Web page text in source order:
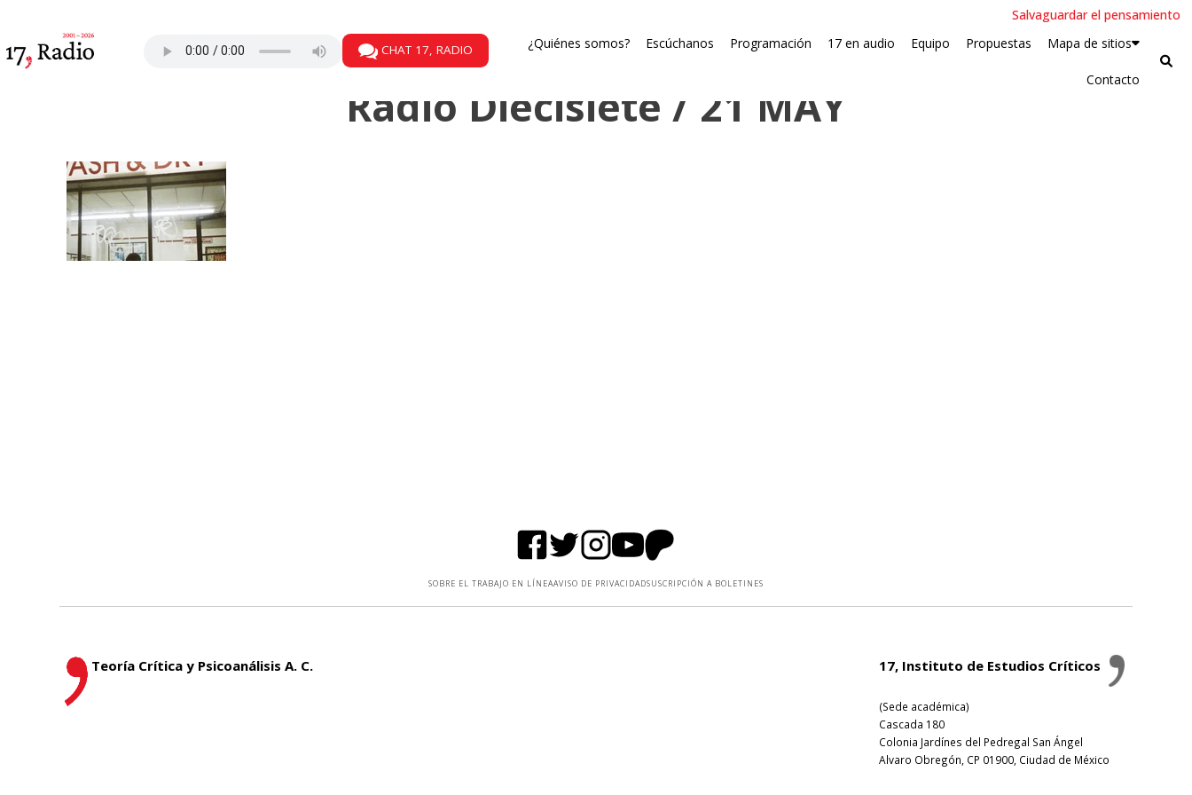
CHAT 17, RADIO
Salvaguardar el pensamiento
¿Quiénes somos?
Escúchanos Programación 17 en audio Equipo Propuestas Mapa de sitios
Contacto
Radio Diecisiete / 21 MAY
SOBRE EL TRABAJO EN LÍNEAAVISO DE PRIVACIDADSUSCRIPCIÓN A BOLETINES
Teoría Crítica y Psicoanálisis A. C. 17, Instituto de Estudios Críticos
(Sede académica)
Cascada 180
Colonia Jardínes del Pedregal San Ángel
Alvaro Obregón, CP 01900, Ciudad de México